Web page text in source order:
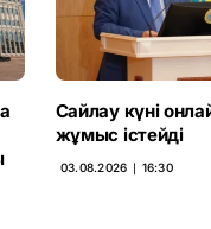
Сайлау күні
жұмыс істейді
03.08.2026 ∣ 16:30